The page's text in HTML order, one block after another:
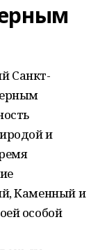
Санкт-
и
Каменный и
особой